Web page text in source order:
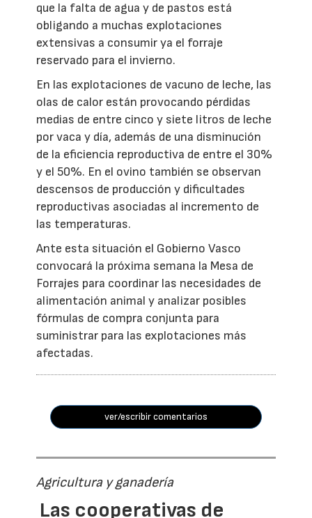
que la falta de agua y de pastos está
obligando a muchas explotaciones
extensivas a consumir ya el forraje
reservado para el invierno.
En las explotaciones de vacuno de leche, las
olas de calor están provocando pérdidas
medias de entre cinco y siete litros de leche
por vaca y día, además de una disminución
de la eficiencia reproductiva de entre el 30%
y el 50%. En el ovino también se observan
descensos de producción y dificultades
reproductivas asociadas al incremento de
las temperaturas.
Ante esta situación el Gobierno Vasco
convocará la próxima semana la Mesa de
Forrajes para coordinar las necesidades de
alimentación animal y analizar posibles
fórmulas de compra conjunta para
suministrar para las explotaciones más
afectadas.
ver/escribir comentarios
Agricultura y ganadería
Las cooperativas de